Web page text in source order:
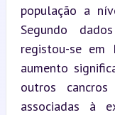
população a
Segundo
registou-se em
aumento
outros cancros
associadas à